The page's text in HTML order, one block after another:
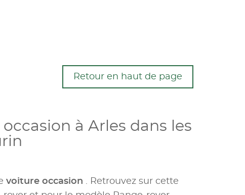
Retour en haut de page
à Arles dans les
voiture occasion . Retrouvez sur cette